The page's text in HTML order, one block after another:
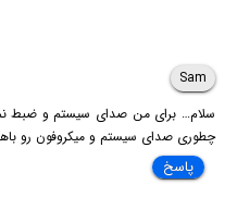
Sam
سلام… برای من صدای سیستم و ضبط
چطوری صدای سیستم و میکروفون رو
پاسخ